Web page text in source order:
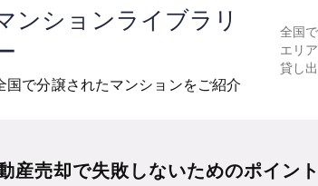
ンションライブラリ
国で分譲されたマンションをご紹介
全国
エリ
貸し
産売却で失敗しないためのポイント